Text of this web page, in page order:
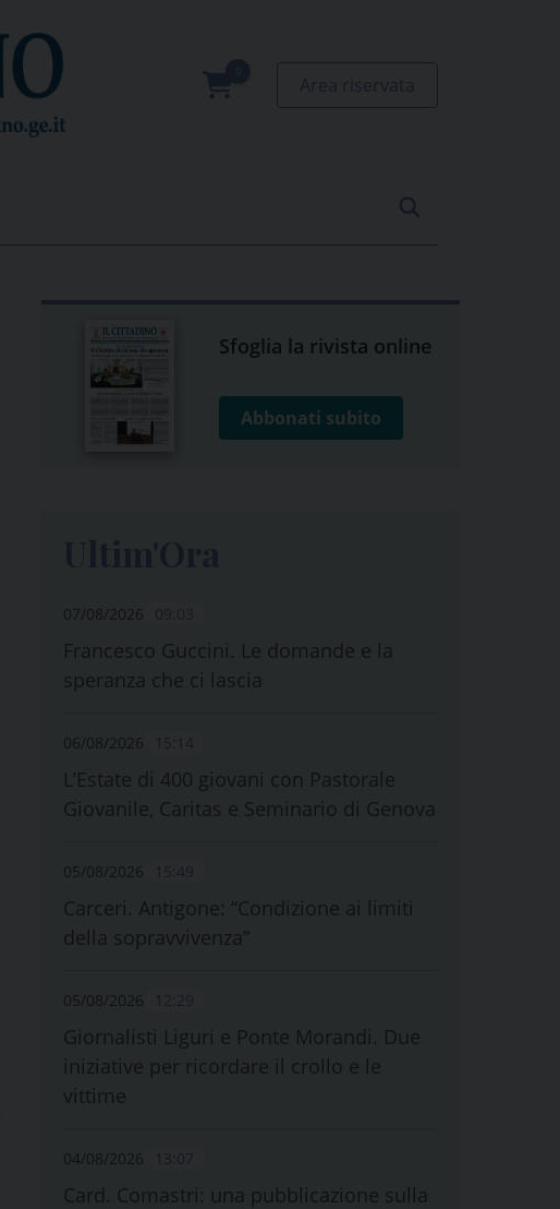
Sfoglia la rivista online
Abbonati subito
07/08/2026
Francesco Guccini. Le domande e la
speranza che ci lascia
06/08/2026
L’Estate di 400 giovani con Pastorale
Giovanile, Caritas e Seminario di Genova
05/08/2026
Carceri. Antigone: “Condizione ai limiti
della sopravvivenza”
05/08/2026
Giornalisti Liguri e Ponte Morandi. Due
iniziative per ricordare il crollo e le
vittime
04/08/2026
Card. Comastri: una pubblicazione sulla